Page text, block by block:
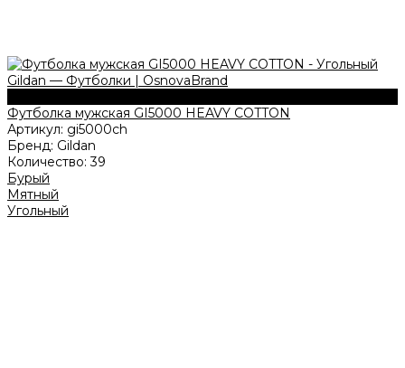
Футболка мужская GI5000 HEAVY COTTON
Артикул: gi5000ch
Бренд: Gildan
Количество:39
Бурый
Мятный
Угольный